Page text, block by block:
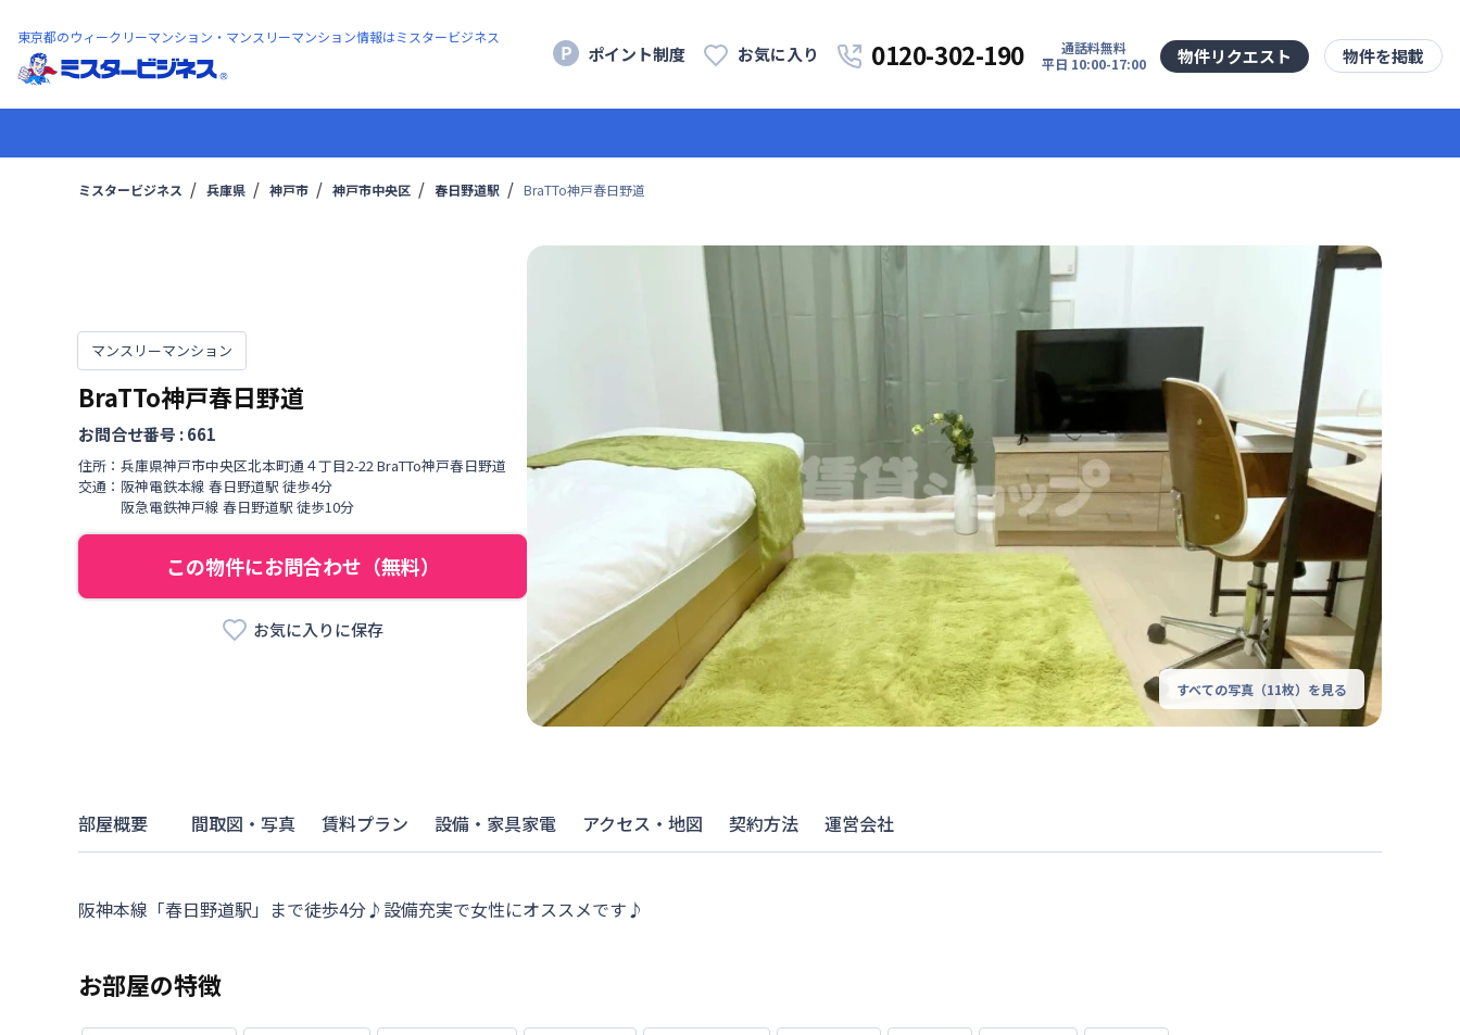
東京都のウィークリーマンション・マンスリーマンション情報はミスタービジネス
ポイント制度 お気に入り 0120-302-190
通話料無料
平日 10:00-17:00
物件リクエスト 物件を掲載
ミスタービジネス 兵庫県 神戸市 神戸市中央区 春日野道駅 BraTTo神戸春日野道
マンスリーマンション
BraTTo神戸春日野道
お問合せ番号 :661
住所： 兵庫県神戸市中央区北本町通 ４丁目2-22 BraTTo神戸春日野道
交通： 阪神電鉄本線 春日野道駅 徒歩4分
阪急電鉄神戸線 春日野道駅 徒歩10分
この物件にお問合わせ（無料）
お気に入りに保存
すべての写真（11枚）を見る
部屋概要 間取図・写真 賃料プラン 設備・家具家電 アクセス・地図 契約方法 運営会社
阪神本線「春日野道駅」まで徒歩4分♪設備充実で女性にオススメです♪
お部屋の特徴